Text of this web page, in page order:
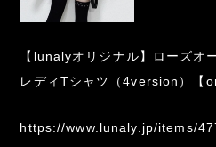
【lunalyオリジナル】ローズオ
レディTシャツ（4version）【
https://www.lunaly.jp/items/